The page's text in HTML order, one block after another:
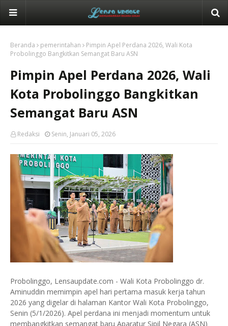
Beranda pemerintahan
Pimpin Apel Perdana 2026, Wali Kota
Probolinggo Bangkitkan Semangat Baru ASN
Pimpin Apel Perdana 2026, Wali
Kota Probolinggo Bangkitkan
Semangat Baru ASN
Redaksi Senin, Januari 05, 2026
Probolinggo, Lensaupdate.com - Wali Kota Probolinggo dr.
Aminuddin memimpin apel hari pertama masuk kerja tahun
2026 yang digelar di halaman Kantor Wali Kota Probolinggo,
Senin (5/1/2026). Apel perdana ini menjadi momentum untuk
membangkitkan semangat baru Aparatur Sipil Negara (ASN)